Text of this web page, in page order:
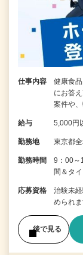
仕事内容
健康食
にお答
案件や
給与 5,000円
勤務地 東京都
勤務時間
9：00～
間＆タ
応募資格
治験未
められま
後で見る